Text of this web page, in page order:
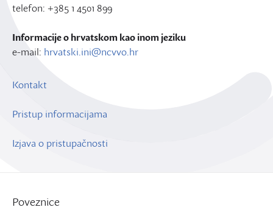
telefon: +385 1 4501 899
Informacije o hrvatskom kao inom jeziku
e-mail: hrvatski.ini@ncvvo.hr
Kontakt
Pristup informacijama
Izjava o pristupačnosti
Poveznice